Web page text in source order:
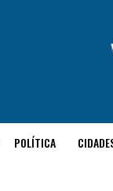
POLÍTICA